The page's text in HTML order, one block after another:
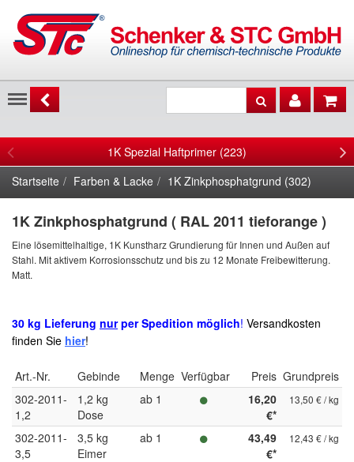
Menu
1K Spezial Haftprimer (223)
Startseite
Farben & Lacke 1K Zinkphosphatgrund (302)
1K Zinkphosphatgrund ( RAL 2011 tieforange )
Eine lösemittelhaltige, 1K Kunstharz Grundierung für Innen und Außen auf
Stahl. Mit aktivem Korrosionsschutz und bis zu 12 Monate Freibewitterung.
Matt.
30 kg Lieferung nurper Spedition möglich! Versandkosten
finden Sie hier!
Art.-Nr. Gebinde Menge Verfügbar Preis Grundpreis
302-2011-
1,2
1,2 kg
Dose
ab 1
16,20
€*
13,50 € / kg
302-2011-
3,5
3,5 kg
Eimer
ab 1
43,49
€*
12,43 € / kg